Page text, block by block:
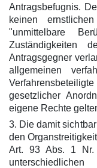
Antragsbefugnis.
keinen
"unmittelbare
Zuständigkeiten
Antragsgegner
allgemeinen
gesetzlicher
eigene Rechte
3. Die damit
den
Art. 93 Abs. 1 Nr.